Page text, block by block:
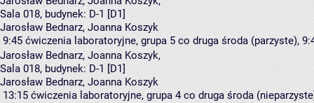
Sala 018, budynek: D-1 [D1]
Jarosław Bednarz, Joanna Koszyk
9:45 ćwiczenia laboratoryjne, grupa 5 co druga środa (parzyste),
Jarosław Bednarz, Joanna Koszyk,
Sala 018, budynek: D-1 [D1]
Jarosław Bednarz, Joanna Koszyk
13:15 ćwiczenia laboratoryjne, grupa 4 co druga środa